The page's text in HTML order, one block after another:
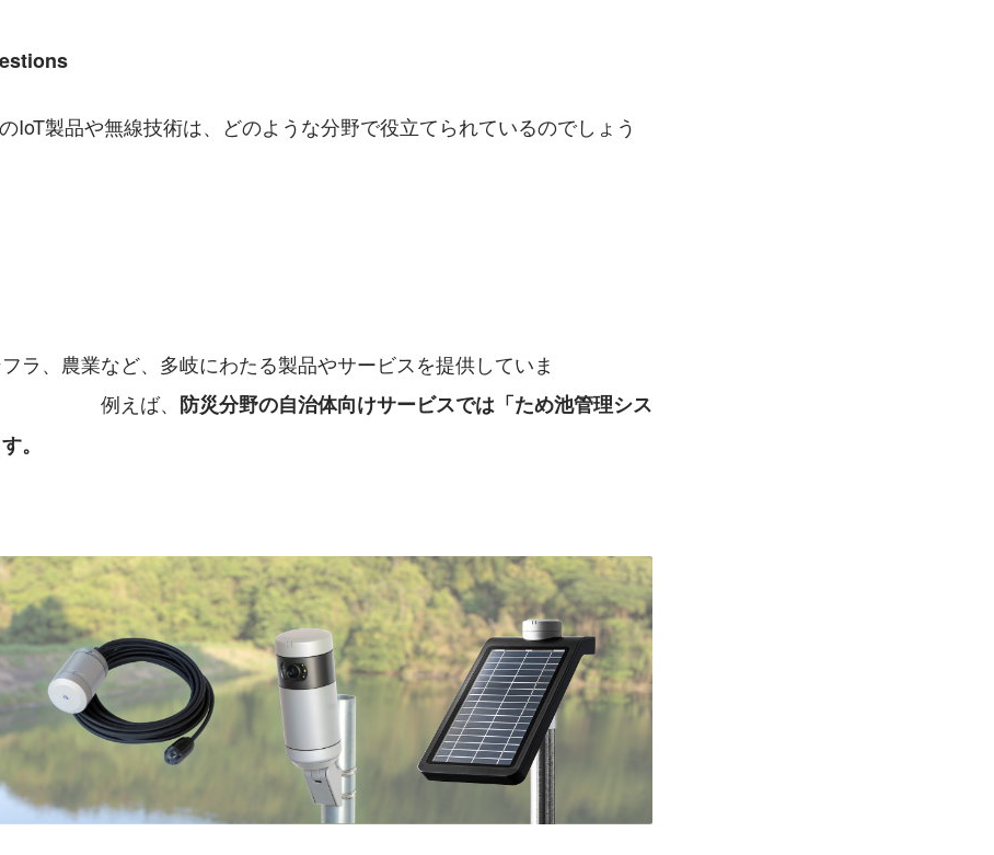
IoT製品や無線技術は、どのような分野で役立てられているのでしょう
ラ、農業など、多岐にわたる製品やサービスを提供していま
　　　　例えば、 防災分野の自治体向けサービスでは「ため池管理シス
。